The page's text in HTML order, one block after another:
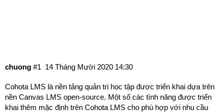
chuong 14 Tháng Mười 2020 14:30
#1
Cohota LMS là nền tảng quản trị học tập được triển khai dựa trên
nền Canvas LMS open-source. Một số các tính năng được triển
khai thêm mặc định trên Cohota LMS cho phù hợp với nhu cầu